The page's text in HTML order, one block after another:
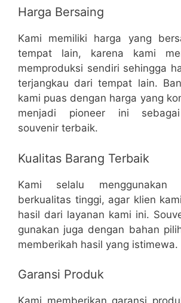
Harga Bersaing
Kami memiliki harga yang
tempat lain, karena kami
memproduksi sendiri sehingga
terjangkau dari tempat lain.
kami puas dengan harga yang
menjadi pioneer ini sebagai
souvenir terbaik.
Kualitas Barang Terbaik
Kami selalu menggunakan
berkualitas tinggi, agar klien
hasil dari layanan kami ini.
gunakan juga dengan bahan
memberikah hasil yang istimewa.
Garansi Produk
Kami memberikan garansi